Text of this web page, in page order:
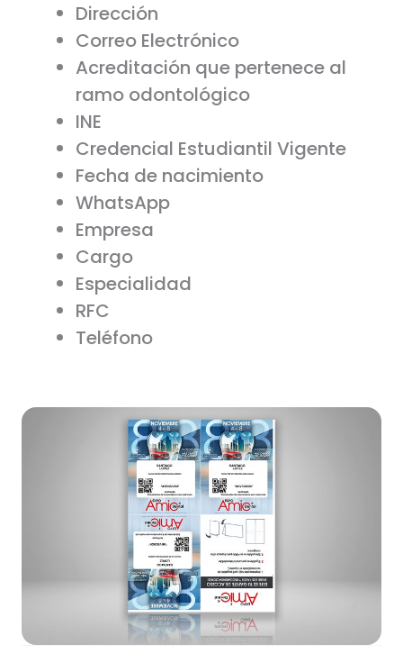
Dirección
Correo Electrónico
Acreditación que pertenece al
ramo odontológico
INE
Credencial Estudiantil Vigente
Fecha de nacimiento
WhatsApp
Empresa
Cargo
Especialidad
RFC
Teléfono